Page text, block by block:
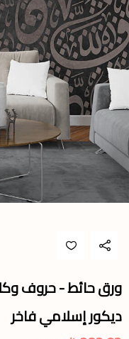
ورق حائط - حروف
ديكور إسلامي فاخر